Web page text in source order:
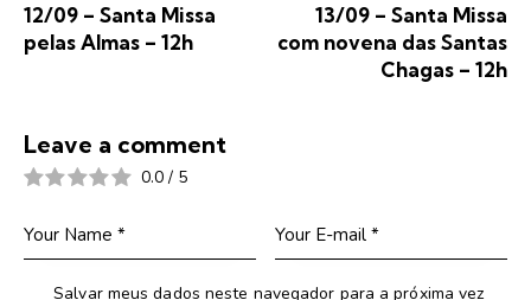
12/09 – Santa Missa
pelas Almas – 12h
13/09 – Santa Missa
com novena das Santas
Chagas – 12h
Leave a comment
0.0 / 5
Salvar meus dados neste navegador para a próxima vez